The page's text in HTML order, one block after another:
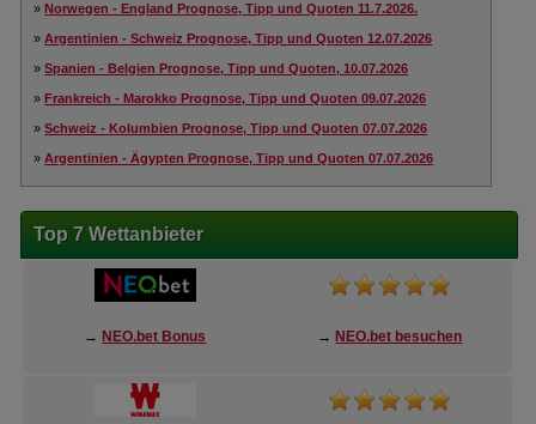
»Norwegen - England Prognose, Tipp und Quoten 11.7.2026.
»Argentinien - Schweiz Prognose, Tipp und Quoten 12.07.2026
»Spanien - Belgien Prognose, Tipp und Quoten, 10.07.2026
»Frankreich - Marokko Prognose, Tipp und Quoten 09.07.2026
»Schweiz - Kolumbien Prognose, Tipp und Quoten 07.07.2026
»Argentinien - Ägypten Prognose, Tipp und Quoten 07.07.2026
Top 7 Wettanbieter
→ NEO.bet Bonus → NEO.bet besuchen